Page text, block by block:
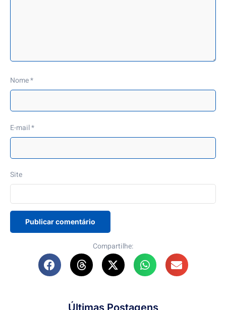
Nome*
E-mail*
Site
Compartilhe:
Últimas Postagens